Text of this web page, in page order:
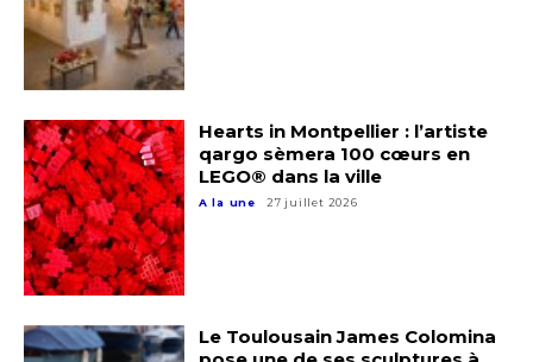
Hearts in Montpellier : l’artiste
qargo sèmera 100 cœurs en
LEGO® dans la ville
A la une 27 juillet 2026
Le Toulousain James Colomina